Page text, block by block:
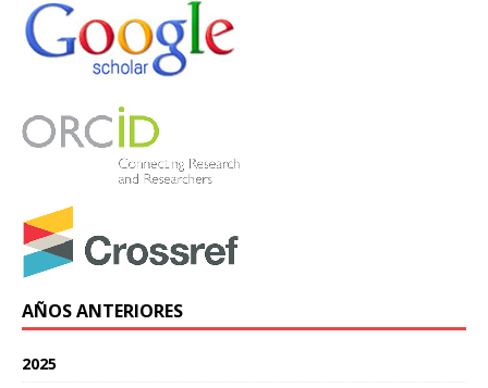
AÑOS ANTERIORES
2025